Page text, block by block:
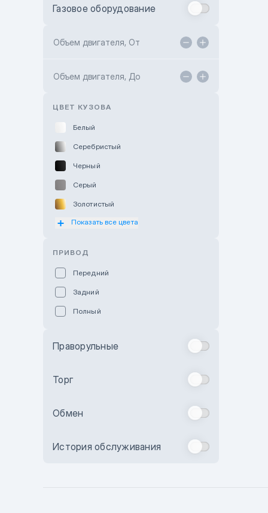
Toyota Kokshetau
Hyundai ShymCity
Газовое оборудование
Объем двигателя, От
Объем двигателя, До
ЦВЕТ КУЗОВА
Белый
Серебристый
Черный
Серый
Золотистый
Оранжевый
Бежевый
Комбинированный
Показать все цвета
ПРИВОД
Передний
Задний
Полный
Праворульные
Торг
Обмен
История обслуживания